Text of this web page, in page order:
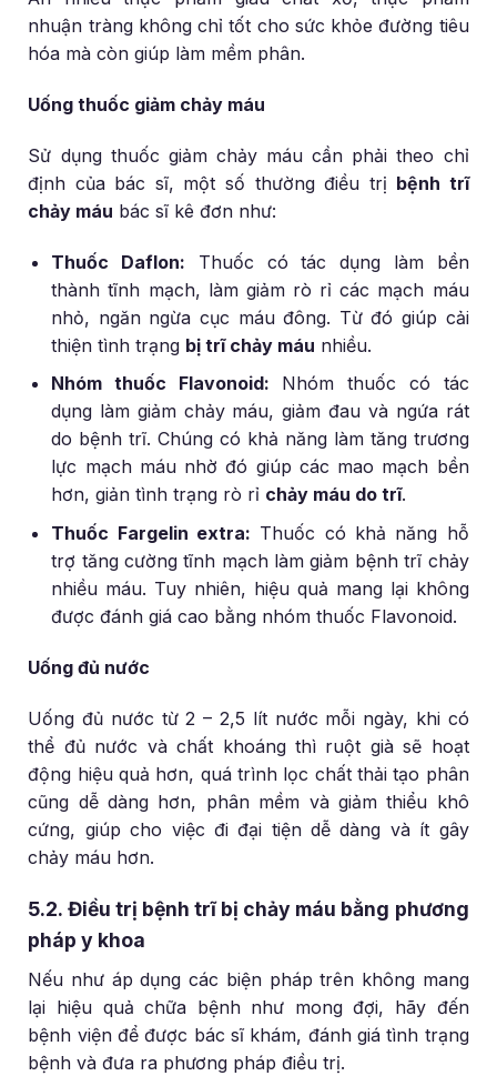
nhuận tràng không chỉ tốt cho sức khỏe đường tiêu
hóa mà còn giúp làm mềm phân.
Uống thuốc giảm chảy máu
Sử dụng thuốc giảm chảy máu cần phải theo chỉ
định của bác sĩ, một số thường điều trị bệnh trĩ
chảy máu bác sĩ kê đơn như:
Thuốc Daflon: Thuốc có tác dụng làm bền
thành tĩnh mạch, làm giảm rò rỉ các mạch máu
nhỏ, ngăn ngừa cục máu đông. Từ đó giúp cải
thiện tình trạng bị trĩ chảy máu nhiều.
Nhóm thuốc Flavonoid: Nhóm thuốc có tác
dụng làm giảm chảy máu, giảm đau và ngứa rát
do bệnh trĩ. Chúng có khả năng làm tăng trương
lực mạch máu nhờ đó giúp các mao mạch bền
hơn, giản tình trạng rò rỉ chảy máu do trĩ.
Thuốc Fargelin extra: Thuốc có khả năng hỗ
trợ tăng cường tĩnh mạch làm giảm bệnh trĩ chảy
nhiều máu. Tuy nhiên, hiệu quả mang lại không
được đánh giá cao bằng nhóm thuốc Flavonoid.
Uống đủ nước
Uống đủ nước từ 2 – 2,5 lít nước mỗi ngày, khi có
thể đủ nước và chất khoáng thì ruột già sẽ hoạt
động hiệu quả hơn, quá trình lọc chất thải tạo phân
cũng dễ dàng hơn, phân mềm và giảm thiểu khô
cứng, giúp cho việc đi đại tiện dễ dàng và ít gây
chảy máu hơn.
5.2. Điều trị bệnh trĩ bị chảy máu bằng phương
pháp y khoa
Nếu như áp dụng các biện pháp trên không mang
lại hiệu quả chữa bệnh như mong đợi, hãy đến
bệnh viện để được bác sĩ khám, đánh giá tình trạng
bệnh và đưa ra phương pháp điều trị.